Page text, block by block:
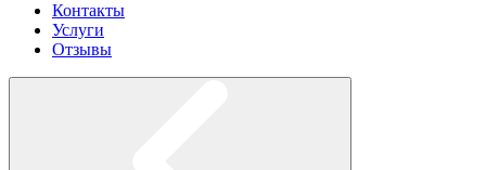
Контакты
Услуги
Отзывы